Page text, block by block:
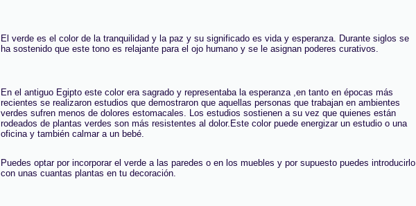
El verde es el color de la tranquilidad y la paz y su significado es vida y esperanza. Durante siglos se
ha sostenido que este tono es relajante para el ojo humano y se le asignan poderes curativos.
En el antiguo Egipto este color era sagrado y representaba la esperanza ,en tanto en épocas más
recientes se realizaron estudios que demostraron que aquellas personas que trabajan en ambientes
verdes sufren menos de dolores estomacales. Los estudios sostienen a su vez que quienes están
rodeados de plantas verdes son más resistentes al dolor.Este color puede energizar un estudio o una
oficina y también calmar a un bebé.
Puedes optar por incorporar el verde a las paredes o en los muebles y por supuesto puedes introducirlo
con unas cuantas plantas en tu decoración.